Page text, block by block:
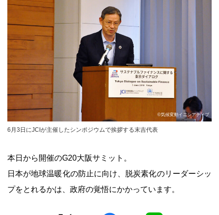
©気候変動イニシアティブ
6月3日にJCIが主催したシンポジウムで挨拶する末吉代表
本日から開催のG20大阪サミット。
日本が地球温暖化の防止に向け、脱炭素化のリーダーシッ
プをとれるかは、政府の覚悟にかかっています。